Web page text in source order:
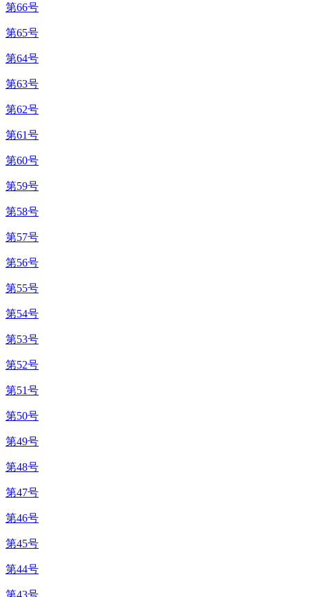
第66号
第65号
第64号
第63号
第62号
第61号
第60号
第59号
第58号
第57号
第56号
第55号
第54号
第53号
第52号
第51号
第50号
第49号
第48号
第47号
第46号
第45号
第44号
第43号